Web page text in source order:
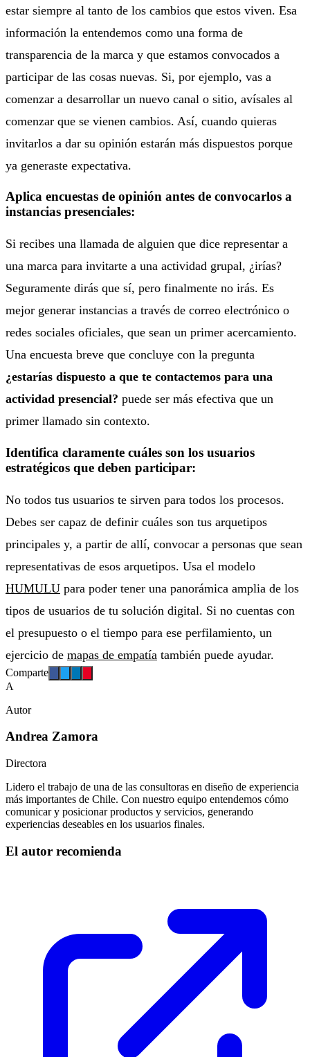
estar siempre al tanto de los cambios que estos viven. Esa
información la entendemos como una forma de
transparencia de la marca y que estamos convocados a
participar de las cosas nuevas. Si, por ejemplo, vas a
comenzar a desarrollar un nuevo canal o sitio, avísales al
comenzar que se vienen cambios. Así, cuando quieras
invitarlos a dar su opinión estarán más dispuestos porque
ya generaste expectativa.
Aplica encuestas de opinión antes de convocarlos a
instancias presenciales:
Si recibes una llamada de alguien que dice representar a
una marca para invitarte a una actividad grupal, ¿irías?
Seguramente dirás que sí, pero finalmente no irás. Es
mejor generar instancias a través de correo electrónico o
redes sociales oficiales, que sean un primer acercamiento.
Una encuesta breve que concluye con la pregunta
¿estarías dispuesto a que te contactemos para una
actividad presencial? puede ser más efectiva que un
primer llamado sin contexto.
Identifica claramente cuáles son los usuarios
estratégicos que deben participar:
No todos tus usuarios te sirven para todos los procesos.
Debes ser capaz de definir cuáles son tus arquetipos
principales y, a partir de allí, convocar a personas que sean
representativas de esos arquetipos. Usa el modelo
HUMULU para poder tener una panorámica amplia de los
tipos de usuarios de tu solución digital. Si no cuentas con
el presupuesto o el tiempo para ese perfilamiento, un
ejercicio de mapas de empatía también puede ayudar.
Comparte
A
Autor
Andrea Zamora
Directora
Lidero el trabajo de una de las consultoras en diseño de experiencia
más importantes de Chile. Con nuestro equipo entendemos cómo
comunicar y posicionar productos y servicios, generando
experiencias deseables en los usuarios finales.
El autor recomienda